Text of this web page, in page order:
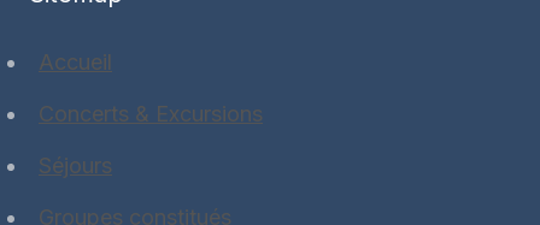
Accueil
Concerts & Excursions
Séjours
Groupes constitués